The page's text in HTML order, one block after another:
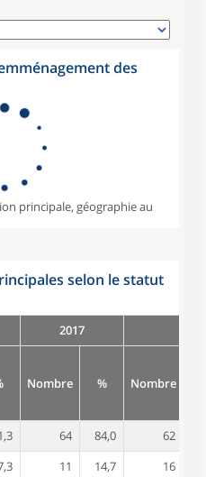
des
principale, géographie au
selon le statut
2017
Nombre % Nombre
64 84,0 62
11 14,7 16